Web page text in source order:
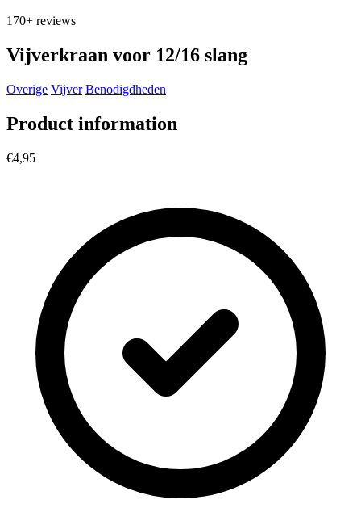
170+ reviews
Vijverkraan voor 12/16 slang
Overige Vijver Benodigdheden
Product information
€4,95